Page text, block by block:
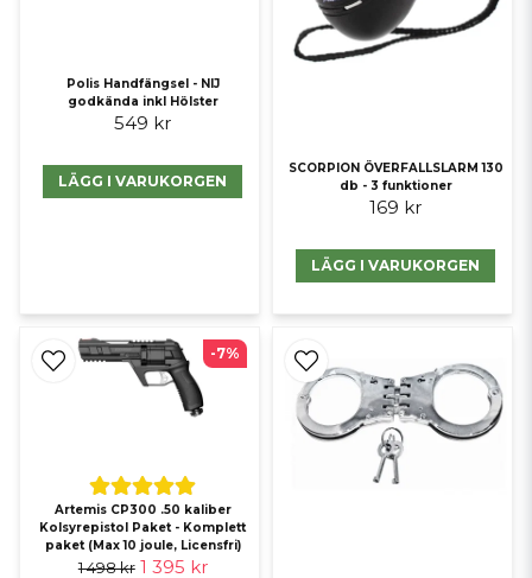
Polis Handfängsel - NIJ
godkända inkl Hölster
549 kr
LÄGG I VARUKORGEN
SCORPION ÖVERFALLSLARM 130
db - 3 funktioner
169 kr
LÄGG I VARUKORGEN
Artemis CP300 .50 kaliber
Kolsyrepistol Paket - Komplett
paket (Max 10 joule, Licensfri)
1 498 kr 1 395 kr
-7%